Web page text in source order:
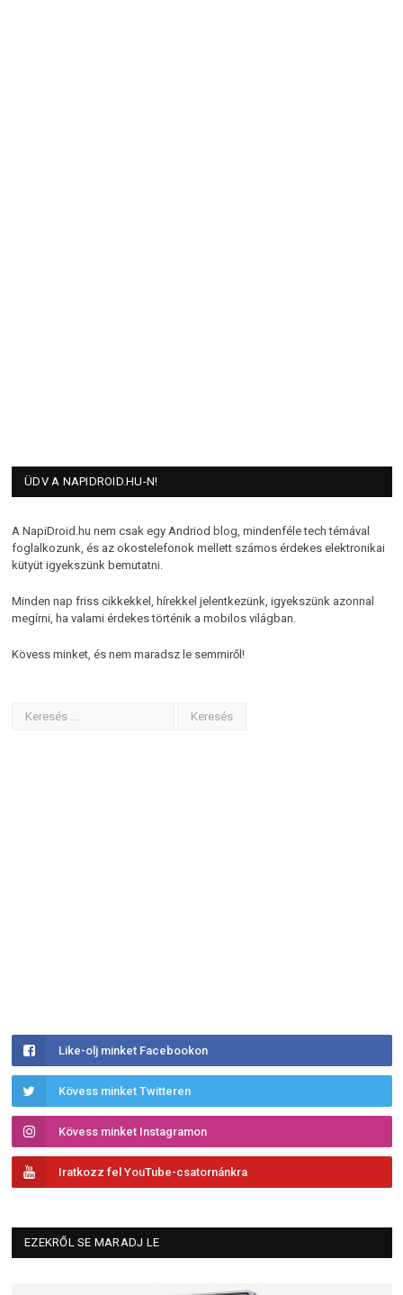
ÜDV A NAPIDROID.HU-N!
A NapiDroid.hu nem csak egy Andriod blog, mindenféle tech témával
foglalkozunk, és az okostelefonok mellett számos érdekes elektronikai
kütyüt igyekszünk bemutatni.
Minden nap friss cikkekkel, hírekkel jelentkezünk, igyekszünk azonnal
megírni, ha valami érdekes történik a mobilos világban.
Kövess minket, és nem maradsz le semmiről!
Like-olj minket Facebookon
Kövess minket Twitteren
Kövess minket Instagramon
Iratkozz fel YouTube-csatornánkra
EZEKRŐL SE MARADJ LE